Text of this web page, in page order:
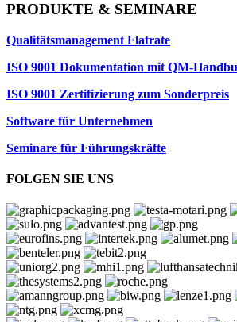
PRODUKTE & SEMINARE
Qualitätsmanagement Flatrate
ISO 9001 Dokumentation mit QM-
ISO 9001 Zertifizierung zum Sonderpreis
Software für Unternehmen
Seminare für Führungskräfte
FOLGEN SIE UNS